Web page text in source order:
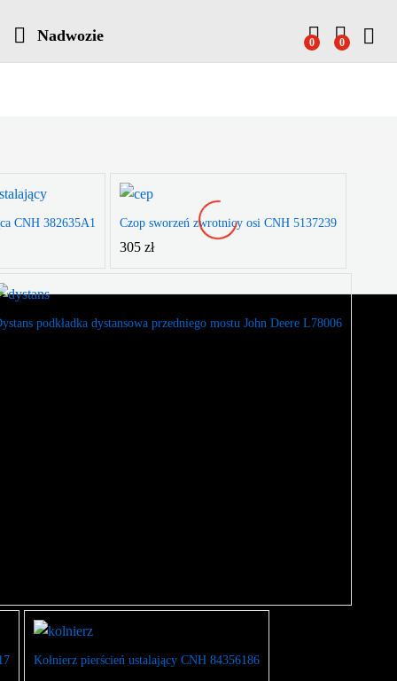
Nadwozie 0 0
CNH 382635A1 Czop sworzeń zwrotnicy osi CNH 5137239
305 zł
podkładka dystansowa przedniego mostu John Deere L78006
Kołnierz pierścień ustalający CNH 84356186